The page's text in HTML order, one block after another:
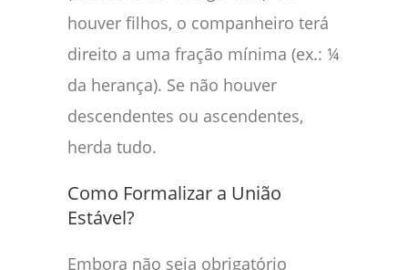
houver filhos, o companheiro terá
direito a uma fração mínima (ex.: ¼
da herança). Se não houver
descendentes ou ascendentes,
herda tudo.
Como Formalizar a União
Estável?
Embora não seja obrigatório